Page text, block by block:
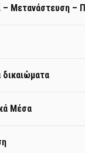
Μετανάστευση –
Μέσα